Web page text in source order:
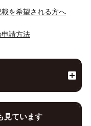
を希望される方へ
請方法
見ています